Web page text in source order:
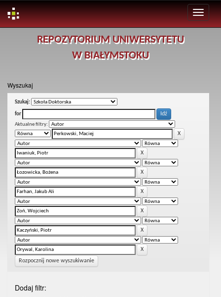
REPOZYTORIUM UNIWERSYTETU
W BIAŁYMSTOKU
Wyszukaj
Szukaj:
for
Aktualne filtry:
Rozpocznij nowe wyszukiwanie
Dodaj filtr: